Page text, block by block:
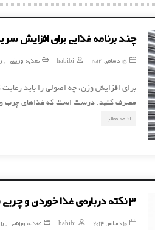
چند برنامه غذایی برای افزایش
15 دسامبر, 2014 habibi تغذیه ورزشی ,
برای افزایش وزن، چه اصولی را باید
مصرف کنید. درست است که غذاهای چرب و
ادامه مطلب
۳ نکته درباره‌ی غذا خوردن و چربی سوزی
10 دسامبر, 2014 habibi تغذیه ورزشی ,